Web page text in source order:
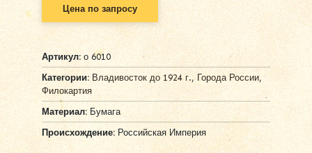
Цена по запросу
Артикул:о 6010
Категории: Владивосток до 1924 г.,Города России,
Филокартия
Материал:Бумага
Происхождение:Российская Империя